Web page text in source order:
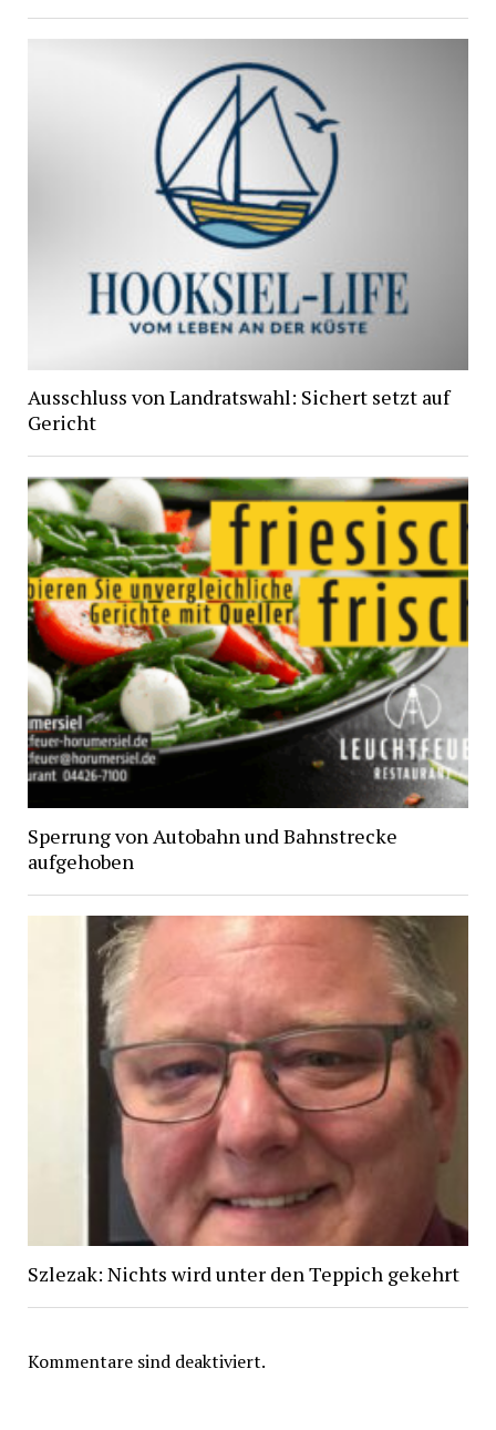
Ausschluss von Landratswahl: Sichert setzt auf
Gericht
Sperrung von Autobahn und Bahnstrecke
aufgehoben
Szlezak: Nichts wird unter den Teppich gekehrt
Kommentare sind deaktiviert.